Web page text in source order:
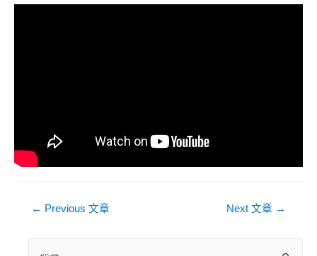
← Previous 文章 Next 文章 →